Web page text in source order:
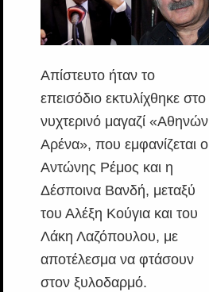
Απίστευτο ήταν το
επεισόδιο εκτυλίχθηκε στο
νυχτερινό μαγαζί «Αθηνών
Αρένα», που εμφανίζεται ο
Αντώνης Ρέμος και η
Δέσποινα Βανδή, μεταξύ
του Αλέξη Κούγια και του
Λάκη Λαζόπουλου, με
αποτέλεσμα να φτάσουν
στον ξυλοδαρμό.